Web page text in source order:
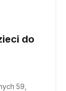
do
59,